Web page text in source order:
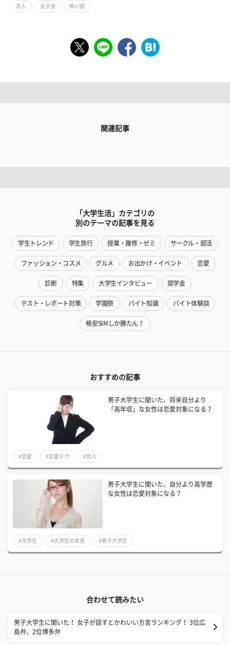
恋人 女子会 怖い話
関連記事
「大学生活」カテゴリの
別のテーマの記事を見る
学生トレンド 学生旅行 授業・履修・ゼミ サークル・部活
ファッション・コスメ グルメ お出かけ・イベント 恋愛
診断 特集 大学生インタビュー 奨学金
テスト・レポート対策 学園祭 バイト知識 バイト体験談
格安SIMしか勝たん！
おすすめの記事
男子大学生に聞いた、将来自分より
「高年収」な女性は恋愛対象になる？
#恋愛 #恋愛テク #恋人
男子大学生に聞いた、自分より高学歴
な女性は恋愛対象になる？
#大学生 #大学生の本音 #男子大学生
合わせて読みたい
男子大学生に聞いた！ 女子が話すとかわいい方言ランキング！ 3位広
島弁、2位博多弁